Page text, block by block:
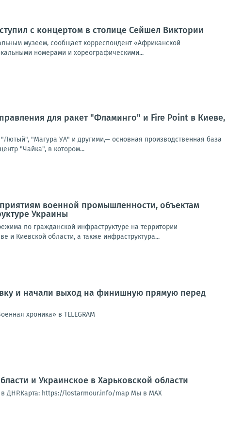
с концертом в столице Сейшел Виктории
музеем, сообщает корреспондент «Африканской
номерами и хореографическими...
для ракет "Фламинго" и Fire Point в Киеве,
"Магура УА" и другими,— основная производственная база
"Чайка", в котором...
военной промышленности, объектам
Украины
по гражданской инфраструктуре на территории
и Киевской области, а также инфраструктура...
и начали выход на финишную прямую перед
хроника» в TELEGRAM
и Украинское в Харьковской области
в ДНР.Карта: https://lostarmour.info/map Мы в МАХ